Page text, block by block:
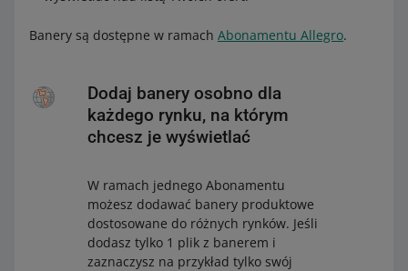
Banery są dostępne w ramach Abonamentu Allegro.
Dodaj banery osobno dla
każdego rynku, na którym
chcesz je wyświetlać
W ramach jednego Abonamentu
możesz dodawać banery produktowe
dostosowane do różnych rynków. Jeśli
dodasz tylko 1 plik z banerem i
zaznaczysz na przykład tylko swój